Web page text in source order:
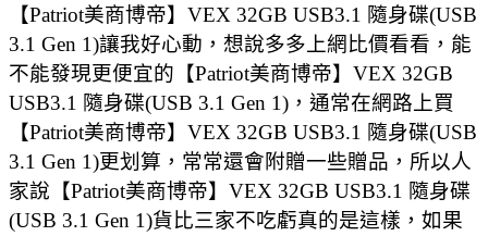
【Patriot美商博帝】VEX 32GB USB3.1 隨身碟(USB
3.1 Gen 1)讓我好心動，想說多多上網比價看看，能
不能發現更便宜的【Patriot美商博帝】VEX 32GB
USB3.1 隨身碟(USB 3.1 Gen 1)，通常在網路上買
【Patriot美商博帝】VEX 32GB USB3.1 隨身碟(USB
3.1 Gen 1)更划算，常常還會附贈一些贈品，所以人
家說【Patriot美商博帝】VEX 32GB USB3.1 隨身碟
(USB 3.1 Gen 1)貨比三家不吃虧真的是這樣，如果